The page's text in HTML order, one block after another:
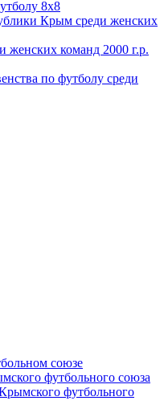
8х8
Крым среди женских
женских команд 2000 г.р.
по футболу среди
союзе
футбольного союза
футбольного